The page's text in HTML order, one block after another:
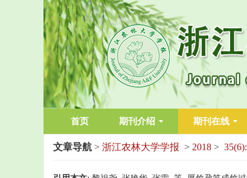
首页 期刊介绍 期刊在线
文章导航 > 浙江农林大学学报 > 2018 >